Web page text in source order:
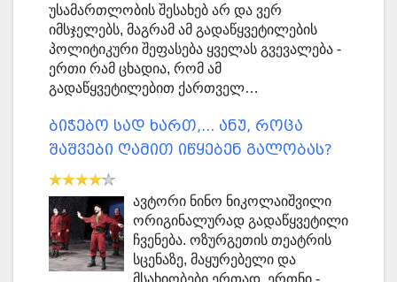
უსამართლობის შესახებ არ და ვერ
იმსჯელებს, მაგრამ ამ გადაწყვეტილების
პოლიტიკური შეფასება ყველას გვევალება -
ერთი რამ ცხადია, რომ ამ
გადაწყვეტილებით ქართველ…
ბიჭებო სად ხართ,... ანუ, როცა
შაშვები ღამით იწყებენ გალობას?
ავტორი ნინო ნიკოლაიშვილი
ორიგინალურად გადაწყვეტილი
ჩვენება. ოზურგეთის თეატრის
სცენაზე, მაყურებელი და